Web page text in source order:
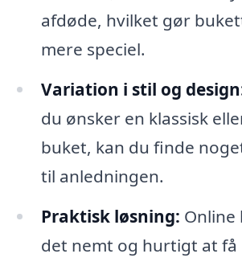
afdøde, hvilket gør
mere speciel.
Variation i stil og
du ønsker en klassisk
buket, kan du finde
til anledningen.
Praktisk løsning: Online
det nemt og hurtigt at få